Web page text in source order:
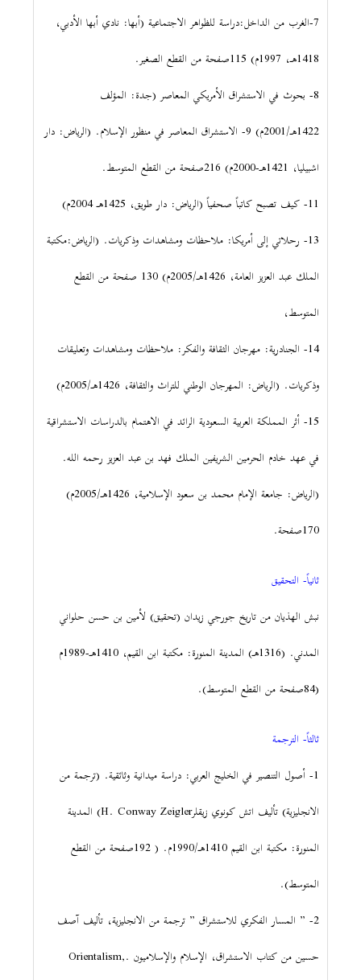
7-الغرب من الداخل:دراسة للظواهر الاجتماعية (أبها: نادي أبها الأدبي،
1418هـ، 1997م) 115صفحة من القطع الصغير.
8- بحوث في الاستشراق الأمريكي المعاصر (جدة: المؤلف
1422هـ/2001م) 9- الاستشراق المعاصر في منظور الإسلام. (الرياض: دار
اشبيليا، 1421هـ-2000م) 216صفحة من القطع المتوسط.
11- كيف تصبح كاتباً صحفياً (الرياض: دار طويق، 1425هـ 2004م)
13- رحلاتي إلى أمريكا: ملاحظات ومشاهدات وذكريات. (الرياض:مكتبة
الملك عبد العزيز العامة، 1426هـ/2005م) 130 صفحة من القطع
المتوسط،
14- الجنادرية: مهرجان الثقافة والفكر: ملاحظات ومشاهدات وتعليقات
وذكريات. (الرياض: المهرجان الوطني للتراث والثقافة، 1426هـ/2005م)
15- أثر المملكة العربية السعودية الرائد في الاهتمام بالدراسات الاستشراقية
في عهد خادم الحرمين الشريفين الملك فهد بن عبد العزيز رحمه الله.
(الرياض: جامعة الإمام محمد بن سعود الإسلامية، 1426هـ/2005م)
170صفحة.
ثانياً- التحقيق
نبش الهذيان من تاريخ جورجي زيدان (تحقيق) لأمين بن حسن حلواني
المدني. (1316هـ) المدينة المنورة: مكتبة ابن القيم، 1410هـ-1989م
(84صفحة من القطع المتوسط).
ثالثاً- الترجمة
1- أصول التنصير في الخليج العربي: دراسة ميدانية وثائقية. (ترجمة من
الانجليزية) تأليف اتش كونوي زيقلرH. Conway Zeigler) المدينة
المنورة: مكتبة ابن القيم 1410هـ/1990م. ( 192صفحة من القطع
المتوسط).
2- ” المسار الفكري للاستشراق ” ترجمة من الانجليزية، تأليف آصف
حسين من كتاب الاستشراق، الإسلام والإسلاميون .Orientalism,